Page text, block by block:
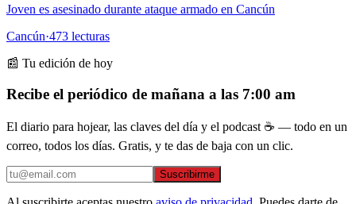
Joven es asesinado durante ataque armado en Cancún
Cancún·473 lecturas
📰 Tu edición de hoy
Recibe el periódico de mañana a las 7:00 am
El diario para hojear, las claves del día y el podcast ☕ — todo en un
correo, todos los días. Gratis, y te das de baja con un clic.
Suscribirme